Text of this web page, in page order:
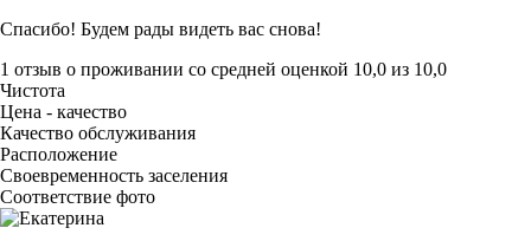
Спасибо! Будем рады видеть вас снова!
1 отзыв о проживании со средней оценкой 10,0 из 10,0
Чистота
Цена - качество
Качество обслуживания
Расположение
Своевременность заселения
Соответствие фото